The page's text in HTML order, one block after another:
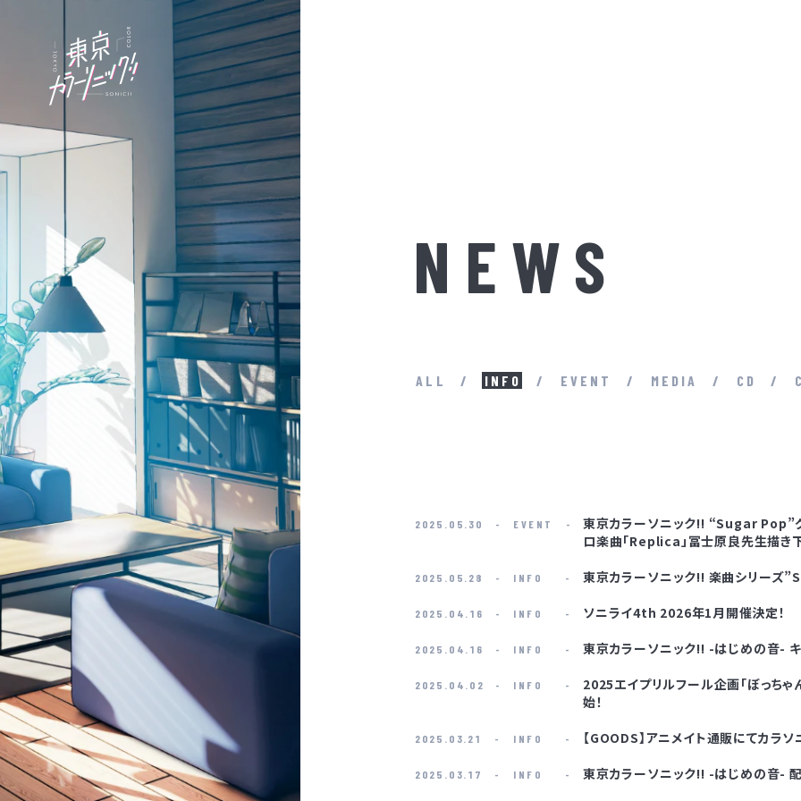
NEWS
ALL INFO EVENT MEDIA CD
2025.05.30 EVENT
東京カラーソニック!! “Sugar Pop”
ロ楽曲「Replica」冨士原良先生描き
2025.05.28 INFO 東京カラーソニック!! 楽曲シリーズ
2025.04.16 INFO ソニライ4th 2026年1月開催決定！
2025.04.16 INFO 東京カラーソニック!! -はじめの音- キ
2025.04.02 INFO
2025エイプリルフール企画「ぼっち
始！
2025.03.21 INFO 【GOODS】アニメイト通販にてカラ
2025.03.17 INFO
東京カラーソニック!! -はじめの音- 配